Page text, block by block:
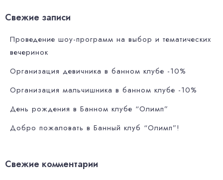
Свежие записи
Проведение шоу-программ на выбор и тематических
вечеринок
Организация девичника в банном клубе -10%
Организация мальчишника в банном клубе -10%
День рождения в Банном клубе “Олимп”
Добро пожаловать в Банный клуб “Олимп”!
Свежие комментарии